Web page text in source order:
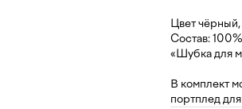
Цвет
Состав:
«Шубка для
В комплект
портплед